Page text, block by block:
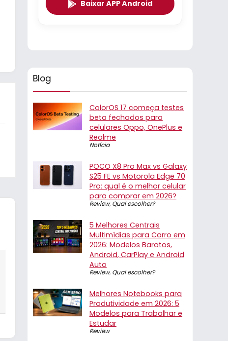
Baixar APP Android
Blog
ColorOS 17 começa testes
beta fechados para
celulares Oppo, OnePlus e
Realme
Notícia
POCO X8 Pro Max vs Galaxy
S25 FE vs Motorola Edge 70
Pro: qual é o melhor celular
para comprar em 2026?
Review, Qual escolher?
5 Melhores Centrais
Multimídias para Carro em
2026: Modelos Baratos,
Android, CarPlay e Android
Auto
Review, Qual escolher?
Melhores Notebooks para
Produtividade em 2026: 5
Modelos para Trabalhar e
Estudar
Review